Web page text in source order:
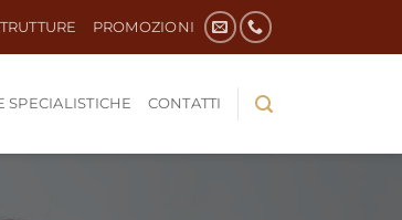
PROMOZIONI
SPECIALISTICHE CONTATTI